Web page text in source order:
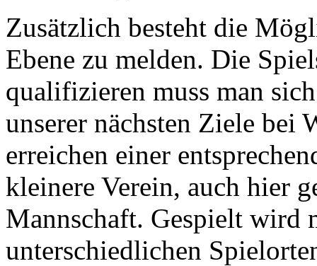
Zusätzlich besteht die
Ebene zu melden. Die
qualifizieren muss man
unserer nächsten Ziele bei
erreichen einer
kleinere Verein, auch hier
Mannschaft. Gespielt wird
unterschiedlichen